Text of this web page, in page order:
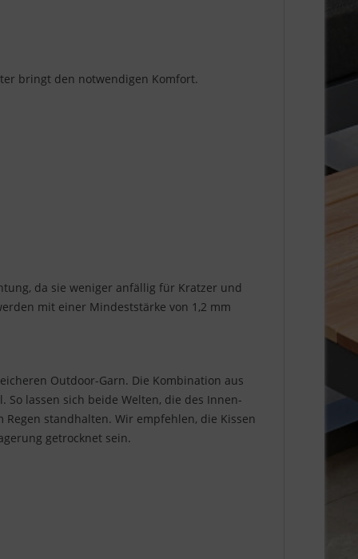
bringt den notwendigen Komfort.
da sie weniger anfällig für Kratzer und
mit einer Mindeststärke von 1,2 mm
Outdoor-Garn. Die Kombination aus
lassen sich beide Welten, die des Innen-
standhalten. Wir empfehlen, die Kissen
getrocknet sein.